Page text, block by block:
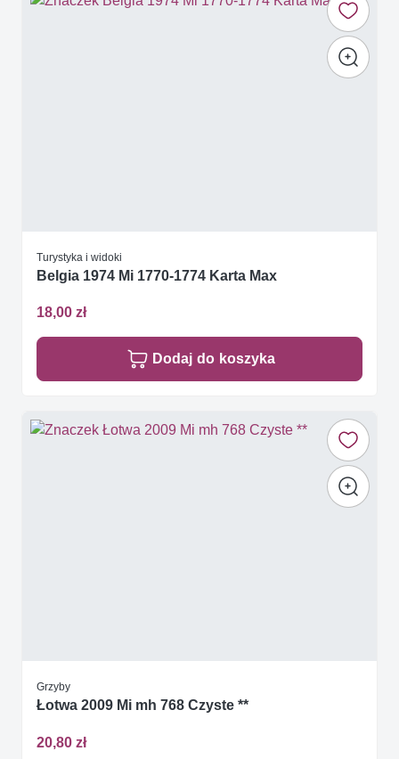
Turystyka i widoki
Belgia 1974 Mi 1770-1774 Karta Max
18,00 zł
Dodaj do koszyka
Grzyby
Łotwa 2009 Mi mh 768 Czyste **
20,80 zł